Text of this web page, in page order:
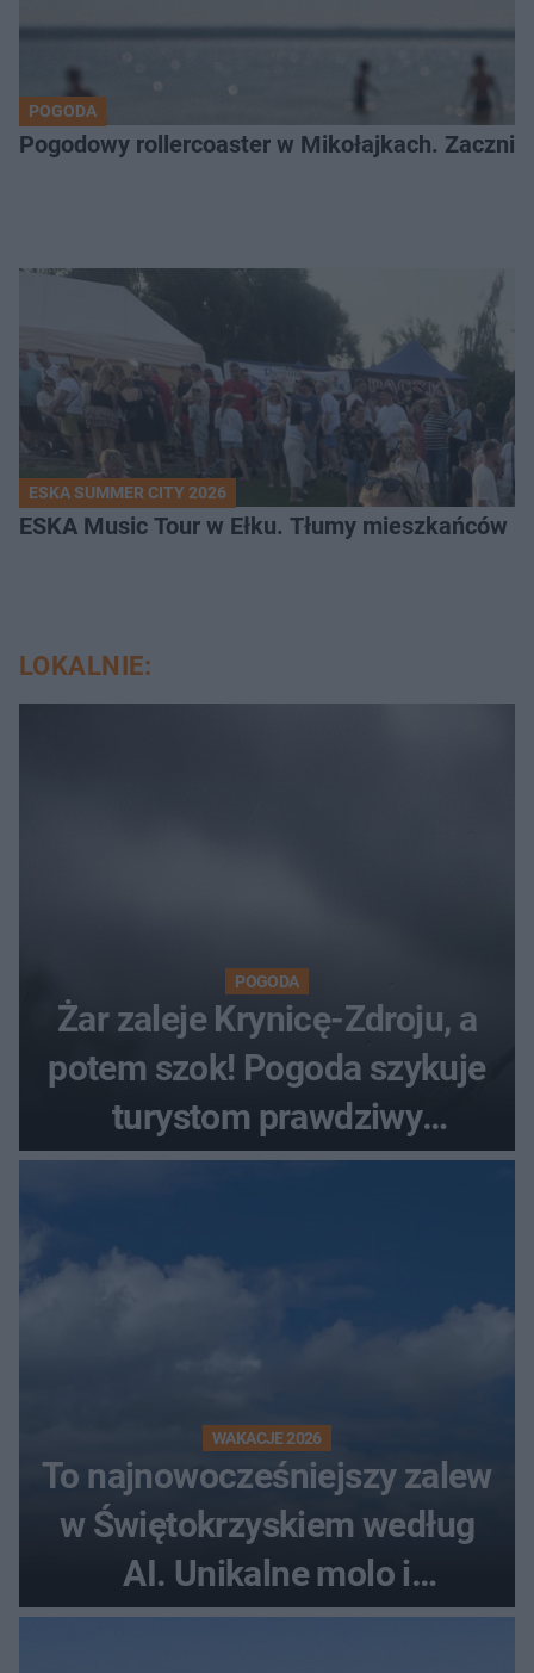
POGODA
Pogodowy rollercoaster w Mikołajkach.
ESKA SUMMER CITY 2026
ESKA Music Tour w Ełku. Tłumy mieszkańców
LOKALNIE:
POGODA
Żar zaleje Krynicę-Zdroju, a
potem szok! Pogoda szykuje
turystom prawdziwy
rollercoaster
WAKACJE 2026
To najnowocześniejszy zalew
w Świętokrzyskiem według
AI. Unikalne molo i
promenada